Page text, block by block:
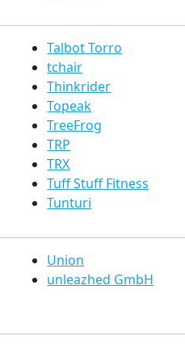
Talbot Torro
tchair
Thinkrider
Topeak
TreeFrog
TRP
TRX
Tuff Stuff Fitness
Tunturi
Union
unleazhed GmbH